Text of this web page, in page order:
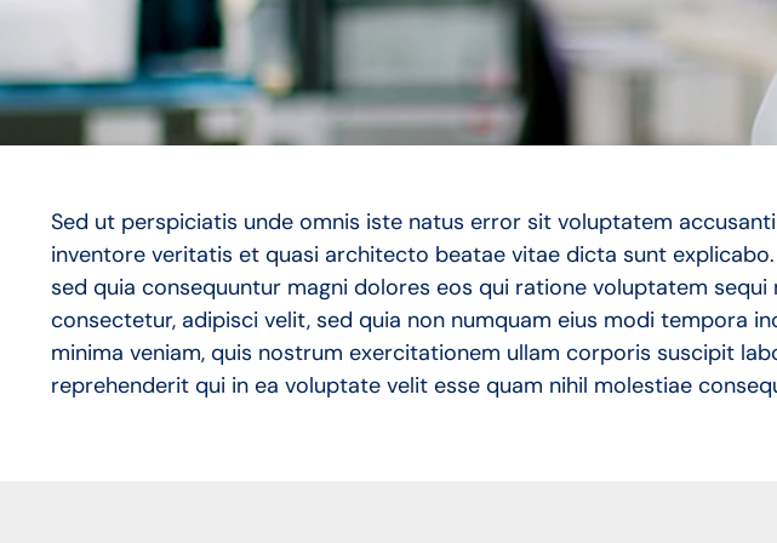
Sed ut perspiciatis unde omnis iste natus error sit voluptatem
inventore veritatis et quasi architecto beatae vitae dicta sunt
sed quia consequuntur magni dolores eos qui ratione voluptatem
consectetur, adipisci velit, sed quia non numquam eius modi tempora
minima veniam, quis nostrum exercitationem ullam corporis suscipit
reprehenderit qui in ea voluptate velit esse quam nihil molestiae